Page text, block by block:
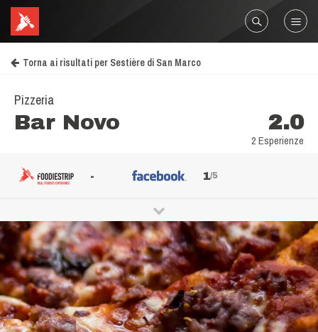
Torna ai risultati per Sestière di San Marco
Pizzeria
Bar Novo 2.0
2 Esperienze
- 1/5